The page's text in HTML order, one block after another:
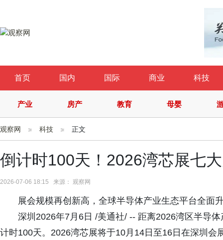
首页 国内 国际 商业 科技
产业 房产 教育 母婴
观察网 科技 正文
倒计时100天！2026湾芯展七
2026-07-06 18:15 来源： 观察网
展会规模再创新高，全球半导体产业生态平台全面
深圳2026年7月6日 /美通社/ -- 距离2026湾区半导
计时100天。2026湾芯展将于10月14日至16日在深圳